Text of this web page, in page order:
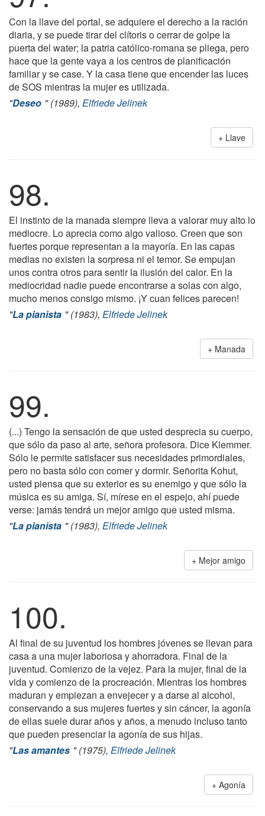
Con la llave del portal, se adquiere el derecho a la ración
diaria, y se puede tirar del clítoris o cerrar de golpe la
puerta del water; la patria católico-romana se pliega, pero
hace que la gente vaya a los centros de planificación
familiar y se case. Y la casa tiene que encender las luces
de SOS mientras la mujer es utilizada.
"Deseo " (1989), Elfriede Jelinek
Llave
98.
El instinto de la manada siempre lleva a valorar muy alto lo
mediocre. Lo aprecia como algo valioso. Creen que son
fuertes porque representan a la mayoría. En las capas
medias no existen la sorpresa ni el temor. Se empujan
unos contra otros para sentir la ilusión del calor. En la
mediocridad nadie puede encontrarse a solas con algo,
mucho menos consigo mismo. ¡Y cuan felices parecen!
"La pianista " (1983), Elfriede Jelinek
Manada
99.
(...) Tengo la sensación de que usted desprecia su cuerpo,
que sólo da paso al arte, señora profesora. Dice Klemmer.
Sólo le permite satisfacer sus necesidades primordiales,
pero no basta sólo con comer y dormir. Señorita Kohut,
usted piensa que su exterior es su enemigo y que sólo la
música es su amiga. Sí, mírese en el espejo, ahí puede
verse: jamás tendrá un mejor amigo que usted misma.
"La pianista " (1983), Elfriede Jelinek
Mejor amigo
100.
Al final de su juventud los hombres jóvenes se llevan para
casa a una mujer laboriosa y ahorradora. Final de la
juventud. Comienzo de la vejez. Para la mujer, final de la
vida y comienzo de la procreación. Mientras los hombres
maduran y empiezan a envejecer y a darse al alcohol,
conservando a sus mujeres fuertes y sin cáncer, la agonía
de ellas suele durar años y años, a menudo incluso tanto
que pueden presenciar la agonía de sus hijas.
"Las amantes " (1975), Elfriede Jelinek
Agonía